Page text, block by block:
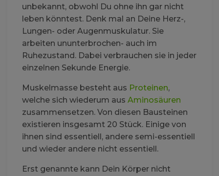
unbekannt, obwohl Du ohne ihn gar nicht
leben könntest. Denk mal an Deine Herz-,
Lungen- oder Augenmuskulatur. Sie
arbeiten ununterbrochen- auch im
Ruhezustand. Dabei verbrauchen sie in jeder
einzelnen Sekunde Energie.
Muskelmasse besteht aus Proteinen,
welche sich wiederum aus Aminosäuren
zusammensetzen. Von diesen Bausteinen
existieren insgesamt 20 Stück. Einige von
ihnen sind essentiell, andere semi-essentiell
und wieder andere nicht essentiell.
Erst genannte kann Dein Körper nicht